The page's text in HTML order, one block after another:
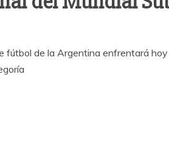
fútbol de la Argentina enfrentará